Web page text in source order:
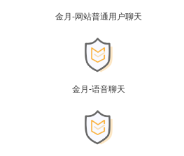
金月-网站普通用户聊天
金月-语音聊天